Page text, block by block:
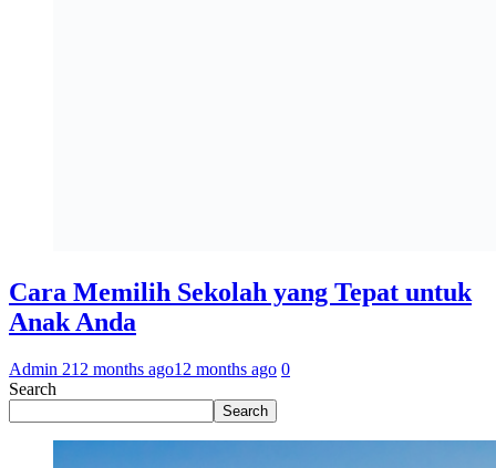
Cara Memilih Sekolah yang Tepat untuk
Anak Anda
Admin 212 months ago12 months ago 0
Search
Search